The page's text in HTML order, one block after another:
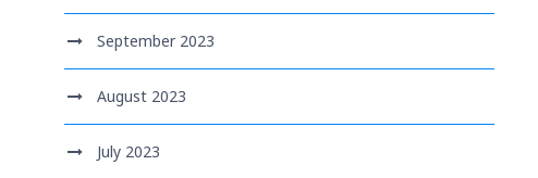
September 2023
August 2023
July 2023